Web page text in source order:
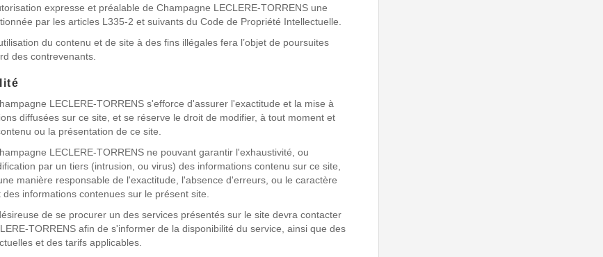
expresse et préalable de Champagne LECLERE-TORRENS une
par les articles L335-2 et suivants du Code de Propriété Intellectuelle.
du contenu et de site à des fins illégales fera l’objet de poursuites
des contrevenants.
LECLERE-TORRENS s'efforce d'assurer l'exactitude et la mise à
diffusées sur ce site, et se réserve le droit de modifier, à tout moment et
ou la présentation de ce site.
LECLERE-TORRENS ne pouvant garantir l'exhaustivité, ou
par un tiers (intrusion, ou virus) des informations contenu sur ce site,
manière responsable de l'exactitude, l'absence d'erreurs, ou le caractère
informations contenues sur le présent site.
de se procurer un des services présentés sur le site devra contacter
TORRENS afin de s'informer de la disponibilité du service, ainsi que des
et des tarifs applicables.